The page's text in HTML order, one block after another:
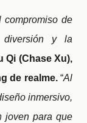
compromiso de
y la
Qi (Chase Xu),
de realme. “Al
inmersivo,
joven para que